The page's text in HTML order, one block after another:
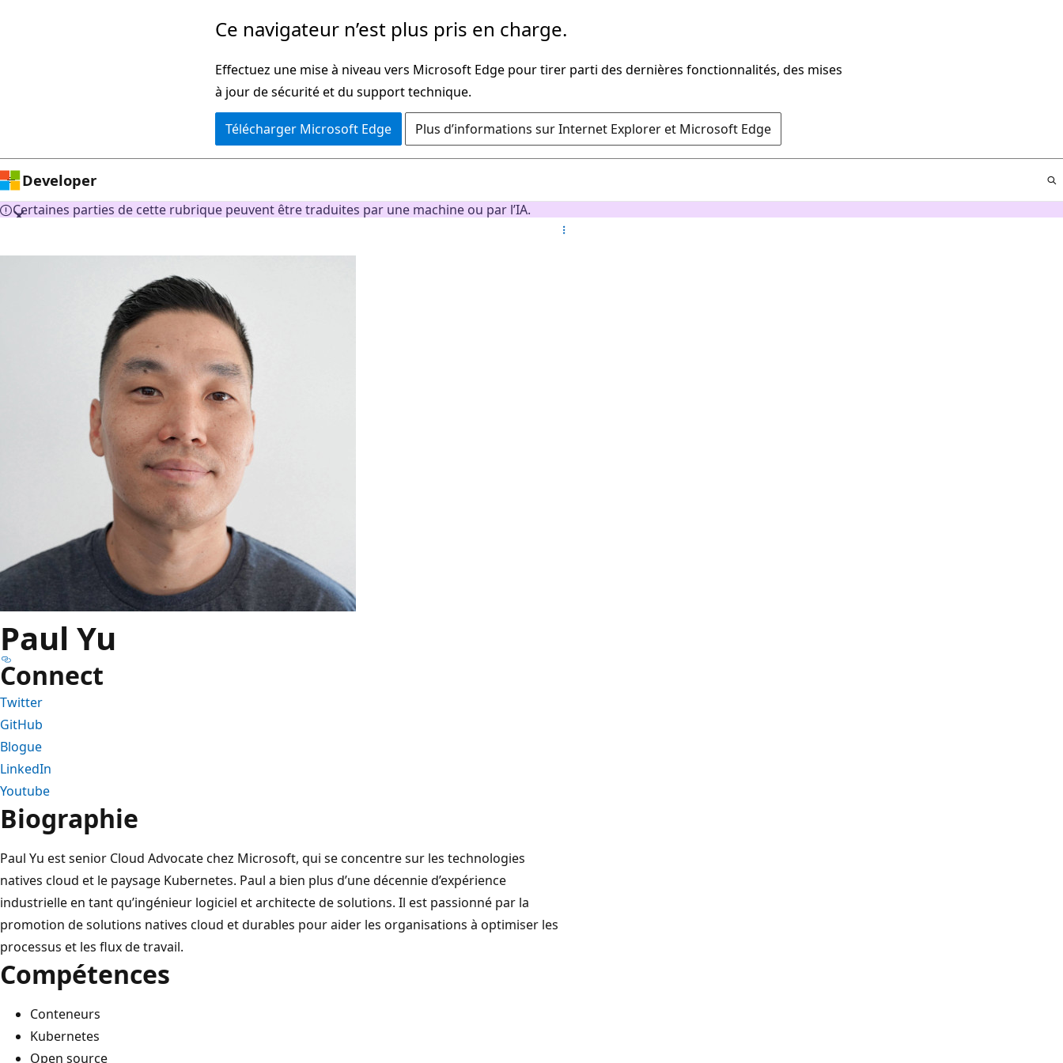
Ce navigateur n’est plus pris en charge.
Effectuez une mise à niveau vers Microsoft Edge pour tirer parti des dernières fonctionnalités, des mises
à jour de sécurité et du support technique.
Télécharger Microsoft Edge Plus d’informations sur Internet Explorer et Microsoft Edge
Developer
Certaines parties de cette rubrique peuvent être traduites par une machine ou par l’IA.
Paul Yu
Connect
Twitter
GitHub
Blogue
LinkedIn
Youtube
Biographie
Paul Yu est senior Cloud Advocate chez Microsoft, qui se concentre sur les technologies
natives cloud et le paysage Kubernetes. Paul a bien plus d’une décennie d’expérience
industrielle en tant qu’ingénieur logiciel et architecte de solutions. Il est passionné par la
promotion de solutions natives cloud et durables pour aider les organisations à optimiser les
processus et les flux de travail.
Compétences
Conteneurs
Kubernetes
Open source